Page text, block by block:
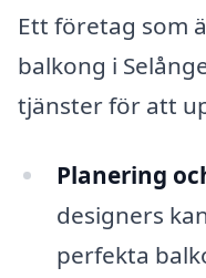
Ett företag som
balkong i
tjänster för att
Planering
designers
perfekta